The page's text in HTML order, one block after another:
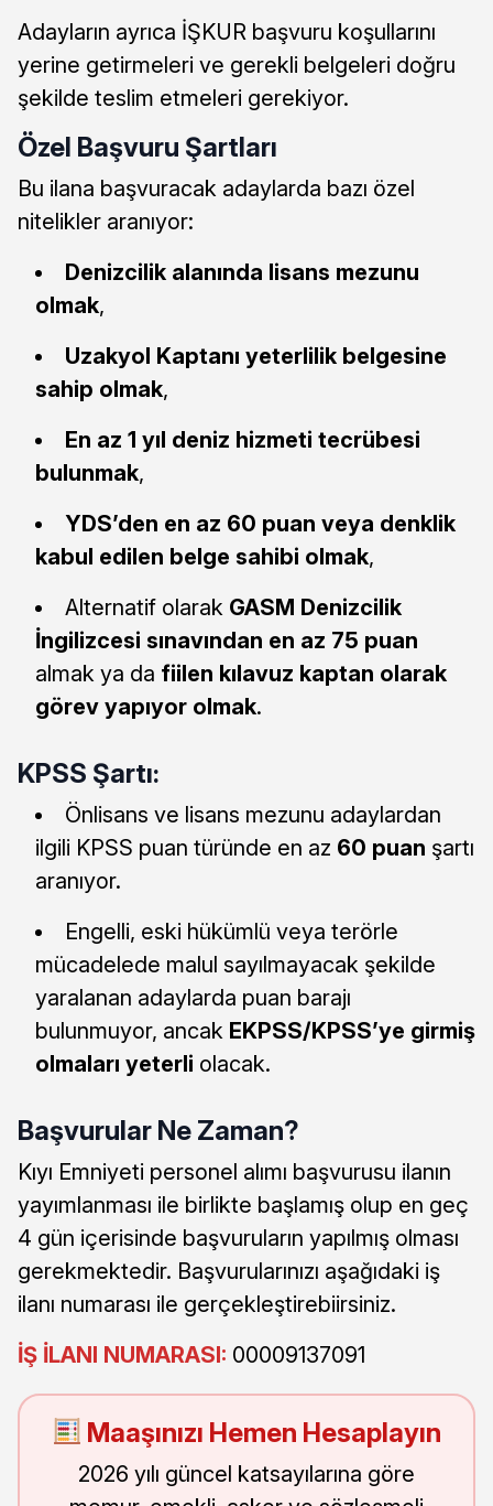
Adayların ayrıca İŞKUR başvuru koşullarını
yerine getirmeleri ve gerekli belgeleri doğru
şekilde teslim etmeleri gerekiyor.
Özel Başvuru Şartları
Bu ilana başvuracak adaylarda bazı özel
nitelikler aranıyor:
Denizcilik alanında lisans mezunu
olmak,
Uzakyol Kaptanı yeterlilik belgesine
sahip olmak,
En az 1 yıl deniz hizmeti tecrübesi
bulunmak,
YDS’den en az 60 puan veya denklik
kabul edilen belge sahibi olmak,
Alternatif olarak GASM Denizcilik
İngilizcesi sınavından en az 75 puan
almak ya da fiilen kılavuz kaptan olarak
görev yapıyor olmak.
KPSS Şartı:
Önlisans ve lisans mezunu adaylardan
ilgili KPSS puan türünde en az 60 puan şartı
aranıyor.
Engelli, eski hükümlü veya terörle
mücadelede malul sayılmayacak şekilde
yaralanan adaylarda puan barajı
bulunmuyor, ancak EKPSS/KPSS’ye girmiş
olmaları yeterli olacak.
Başvurular Ne Zaman?
Kıyı Emniyeti personel alımı başvurusu ilanın
yayımlanması ile birlikte başlamış olup en geç
4 gün içerisinde başvuruların yapılmış olması
gerekmektedir. Başvurularınızı aşağıdaki iş
ilanı numarası ile gerçekleştirebiirsiniz.
İŞ İLANI NUMARASI: 00009137091
Maaşınızı Hemen Hesaplayın
2026 yılı güncel katsayılarına göre